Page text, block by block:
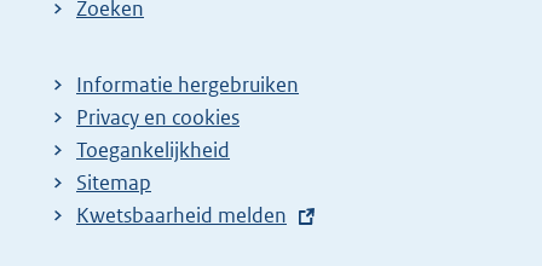
Zoeken
Informatie hergebruiken
Privacy en cookies
Toegankelijkheid
Sitemap
E
Kwetsbaarheid melden